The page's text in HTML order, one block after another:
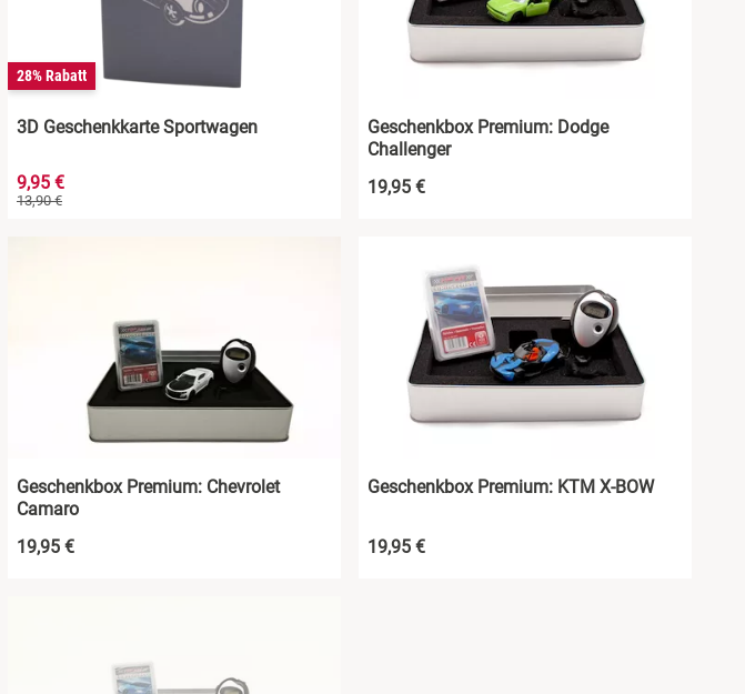
28% Rabatt
3D Geschenkkarte Sportwagen
9,95 €
13,90 €
Geschenkbox Premium: Dodge
Challenger
19,95 €
Geschenkbox Premium: Chevrolet
Camaro
19,95 €
Geschenkbox Premium: KTM X-BOW
19,95 €